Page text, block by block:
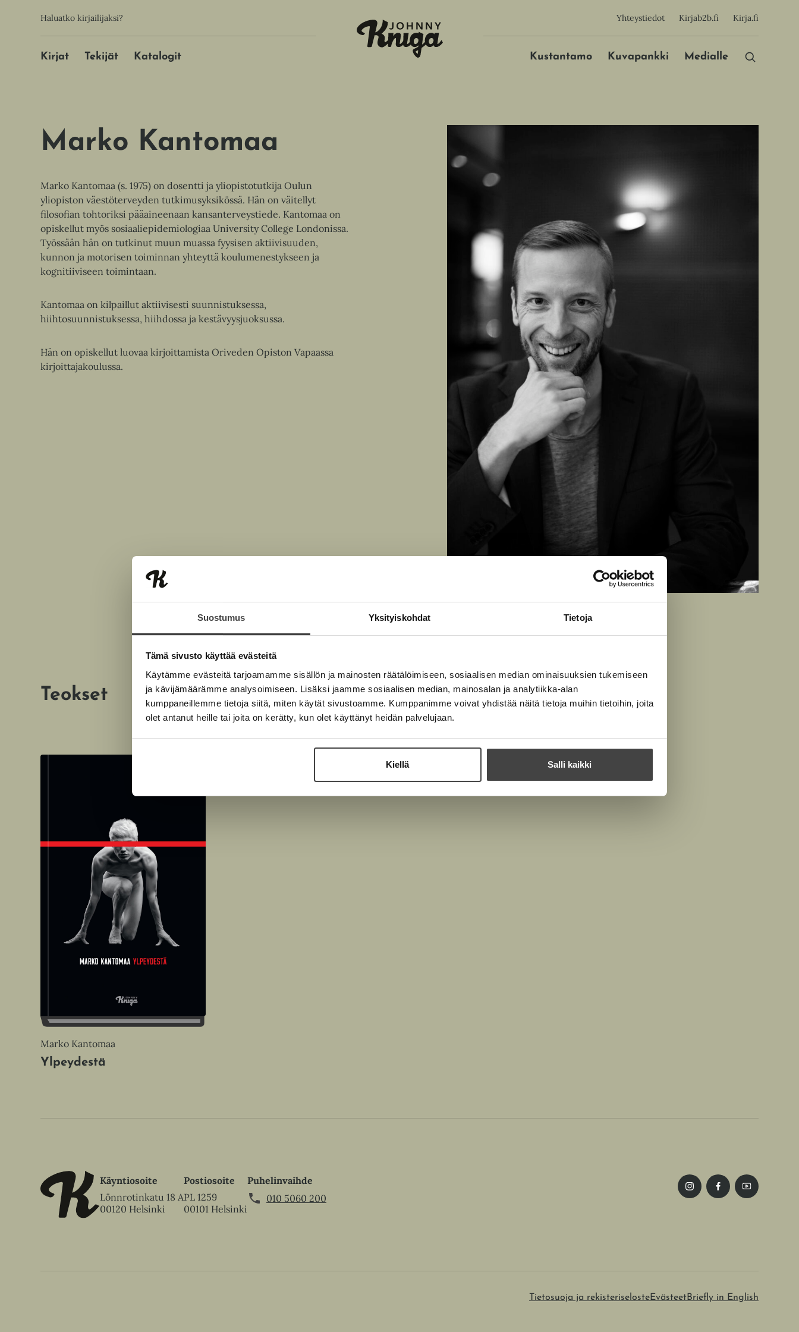
Suostumus Yksityiskohdat Tietoja
Tämä sivusto käyttää evästeitä
Käytämme evästeitä tarjoamamme sisällön ja mainosten räätälöimiseen, sosiaalisen median ominaisuuksien tukemiseen
ja kävijämäärämme analysoimiseen. Lisäksi jaamme sosiaalisen median, mainosalan ja analytiikka-alan
kumppaneillemme tietoja siitä, miten käytät sivustoamme. Kumppanimme voivat yhdistää näitä tietoja muihin tietoihin, joita
olet antanut heille tai joita on kerätty, kun olet käyttänyt heidän palvelujaan.
Kiellä Salli kaikki
Toissijainen
Haluatko kirjailijaksi?
Päävalikko
Kirjat Tekijät Katalogit
Yhteystiedot Kirjab2b.fi Kirja.fi
Päävalikko
Kustantamo Kuvapankki Medialle
Marko Kantomaa
Marko Kantomaa (s. 1975) on dosentti ja yliopistotutkija Oulun
yliopiston väestöterveyden tutkimusyksikössä. Hän on väitellyt
filosofian tohtoriksi pääaineenaan kansanterveystiede. Kantomaa on
opiskellut myös sosiaaliepidemiologiaa University College Londonissa.
Työssään hän on tutkinut muun muassa fyysisen aktiivisuuden,
kunnon ja motorisen toiminnan yhteyttä koulumenestykseen ja
kognitiiviseen toimintaan.
Kantomaa on kilpaillut aktiivisesti suunnistuksessa,
hiihtosuunnistuksessa, hiihdossa ja kestävyysjuoksussa.
Hän on opiskellut luovaa kirjoittamista Oriveden Opiston Vapaassa
kirjoittajakoulussa.
Teokset
Marko Kantomaa
Ylpeydestä
Käyntiosoite
Lönnrotinkatu 18 A
00120 Helsinki
Postiosoite
PL 1259
00101 Helsinki
Puhelinvaihde
010 5060 200
Tietosuoja ja rekisteriselosteEvästeetBriefly in English